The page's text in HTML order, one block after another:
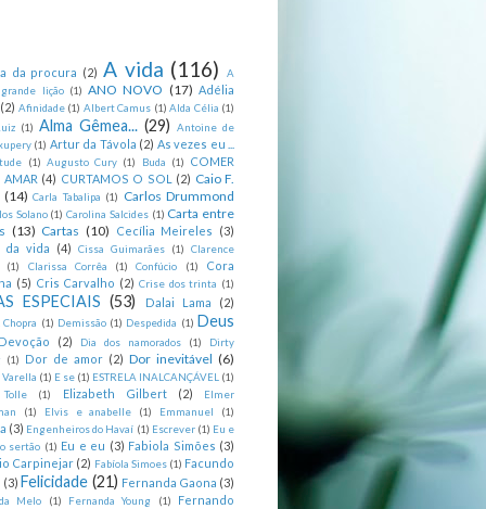
da procura (2) A vida (116)
A
lição (1) ANO NOVO (17) Adélia
(2) Afinidade (1) Albert Camus (1) Alda Célia (1)
(1) Alma Gêmea... (29)
Antoine de
(1) Artur da Távola (2) As vezes eu ...
(1) Augusto Cury (1) Buda (1)
COMER
AMAR (4) CURTAMOS O SOL (2) Caio F.
(14) Carla Tabalipa (1) Carlos Drummond
Solano (1) Carolina Salcides (1) Carta entre
(13) Cartas (10) Cecília Meireles
(3)
da vida
(4) Cissa Guimarães (1)
Clarence
(1)
Clarissa Corrêa (1) Confúcio (1)
Cora
(5) Cris Carvalho (2) Crise dos trinta (1)
ESPECIAIS (53) Dalai Lama (2)
(1) Demissão (1) Despedida (1) Deus
(2) Dia dos namorados (1)
Dirty
(1) Dor de amor (2) Dor inevitável (6)
Varella (1) E se (1) ESTRELA INALCANÇÁVEL (1)
(1) Elizabeth Gilbert (2)
Elmer
(1) Elvis e anabelle (1) Emmanuel (1)
(3) Engenheiros do Havaí (1) Escrever (1) Eu e
sertão (1) Eu e eu (3) Fabiola Simões (3)
Carpinejar (2) Fabíola Simoes (1) Facundo
(3) Felicidade (21) Fernanda Gaona (3)
Melo (1) Fernanda Young (1)
Fernando